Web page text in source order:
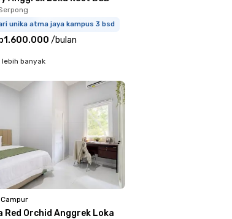
unika atma jaya kampus 3 bsd
/bulan
banyak
Campur
Red Orchid Anggrek Loka